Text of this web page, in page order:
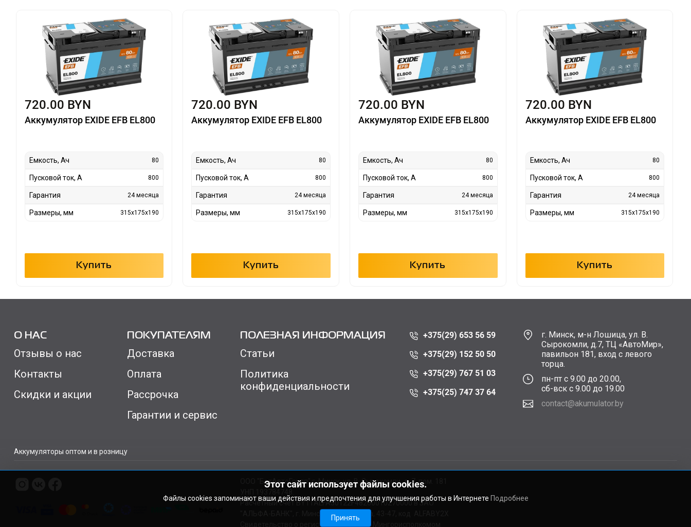
720.00 BYN
Аккумулятор EXIDE EFB EL800
Емкость, Ач 80
Пусковой ток, А 800
Гарантия 24 месяца
Размеры, мм 315x175x190
Купить
720.00 BYN
Аккумулятор EXIDE EFB EL800
Емкость, Ач 80
Пусковой ток, А 800
Гарантия 24 месяца
Размеры, мм 315x175x190
Купить
720.00 BYN
Аккумулятор EXIDE EFB EL800
Емкость, Ач 80
Пусковой ток, А 800
Гарантия 24 месяца
Размеры, мм 315x175x190
Купить
720.00 BYN
Аккумулятор EXIDE EFB EL800
Емкость, Ач 80
Пусковой ток, А 800
Гарантия 24 месяца
Размеры, мм 315x175x190
Купить
О НАС
Отзывы о нас
Контакты
Скидки и акции
ПОКУПАТЕЛЯМ
Доставка
Оплата
Рассрочка
Гарантии и сервис
ПОЛЕЗНАЯ ИНФОРМАЦИЯ
Статьи
Политика
конфиденциальности
+375(29) 653 56 59
+375(29) 152 50 50
+375(29) 767 51 03
+375(25) 747 37 64
г. Минск, м-н Лошица, ул. В.
Сырокомли, д.7, ТЦ «АвтоМир»,
павильон 181, вход с левого
торца.
пн-пт с 9.00 до 20.00,
сб-вск с 9.00 до 19.00
contact@akumulator.by
Аккумуляторы оптом и в розницу
ООО "БатАвтоГрупп" г. Минск, ул. В. Сырокомли, д. 7, пом. 181
Расчетный счет BY11ALFA30122F48260010270000 в ЗАО
"АЛЬФА-БАНК", г. Минск, ул. Сурганова, 43-47, код ALFABY2X
Свидетельство о регистрации выдано Мингорисполкомом
Этот сайт использует файлы cookies.
Файлы cookies запоминают ваши действия и предпочтения для улучшения работы в Интернете Подробнее
Принять